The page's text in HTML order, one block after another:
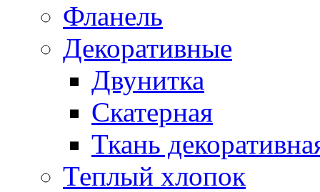
Фланель
Декоративные
Двунитка
Скатерная
Ткань
Теплый хлопок